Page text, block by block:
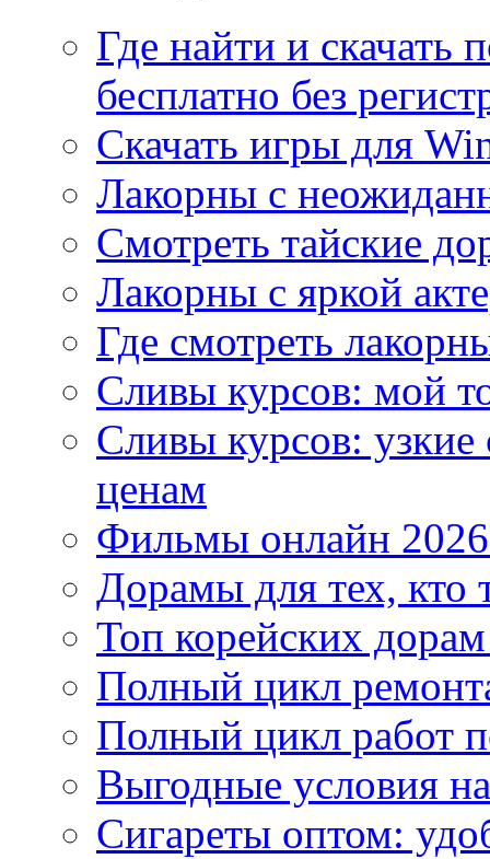
Где найти и
бесплатно без
Скачать игры для
Лакорны с
Смотреть тайские
Лакорны с яркой
Где смотреть
Сливы курсов: мой
Сливы курсов:
ценам
Фильмы онлайн
Дорамы для тех, кто
Топ корейских
Полный цикл
Полный цикл работ
Выгодные условия
Сигареты оптом: